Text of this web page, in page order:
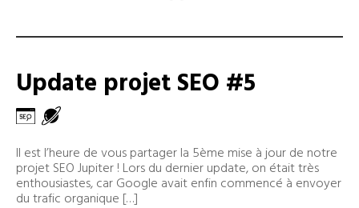
Update projet SEO #5
Il est l’heure de vous partager la 5ème mise à jour de notre
projet SEO Jupiter ! Lors du dernier update, on était très
enthousiastes, car Google avait enfin commencé à envoyer
du trafic organique […]